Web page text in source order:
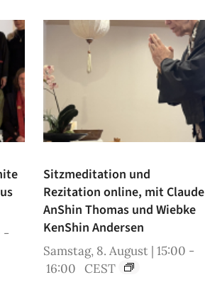
-
Sitzmeditation und
Rezitation online, mit Claude
AnShin Thomas und Wiebke
KenShin Andersen
Samstag, 8. August | 15:00 -
16:00
CEST